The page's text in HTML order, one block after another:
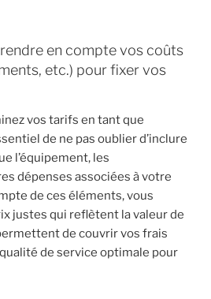
en compte vos coûts
etc.) pour fixer vos
vos tarifs en tant que
de ne pas oublier d’inclure
l’équipement, les
dépenses associées à votre
de ces éléments, vous
justes qui reflètent la valeur de
de couvrir vos frais
de service optimale pour